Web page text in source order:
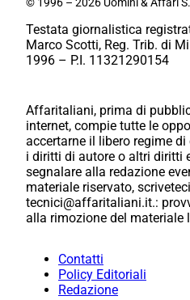
Testata giornalistica
Marco Scotti, Reg. Trib. di
1996 – P.I. 11321290154
Affaritaliani, prima di
internet, compie tutte le
accertarne il libero regime
i diritti di autore o altri diritti
segnalare alla redazione
materiale riservato,
tecnici@affaritaliani.it.:
alla rimozione del materiale
Contatti
Policy Editoriali
Redazione